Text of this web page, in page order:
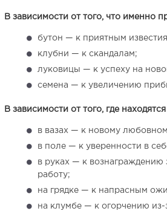
В зависимости от того, что именно
бутон — к приятным
клубни — к скандалам;
луковицы — к успеху на
семена — к увеличению
В зависимости от того, где
в вазах — к новому
в поле — к уверенности в
в руках — к вознаграждению
работу;
на грядке — к напрасным
на клумбе — к огорчению из-